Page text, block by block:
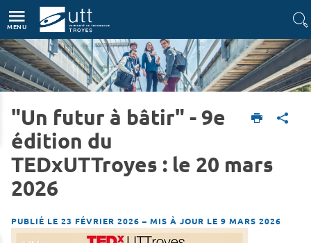
MENU
Accueil L'UTT Actualités
"Un futur à bâtir" - 9e
édition du
TEDxUTTroyes : le 20 mars
2026
PUBLIÉ LE 23 FÉVRIER 2026 – MIS À JOUR LE 9 MARS 2026